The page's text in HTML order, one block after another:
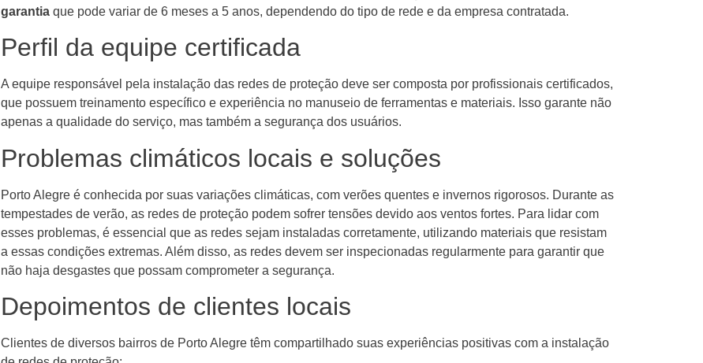
garantia que pode variar de 6 meses a 5 anos, dependendo do tipo de rede e da empresa contratada.
Perfil da equipe certificada
A equipe responsável pela instalação das redes de proteção deve ser composta por profissionais certificados,
que possuem treinamento específico e experiência no manuseio de ferramentas e materiais. Isso garante não
apenas a qualidade do serviço, mas também a segurança dos usuários.
Problemas climáticos locais e soluções
Porto Alegre é conhecida por suas variações climáticas, com verões quentes e invernos rigorosos. Durante as
tempestades de verão, as redes de proteção podem sofrer tensões devido aos ventos fortes. Para lidar com
esses problemas, é essencial que as redes sejam instaladas corretamente, utilizando materiais que resistam
a essas condições extremas. Além disso, as redes devem ser inspecionadas regularmente para garantir que
não haja desgastes que possam comprometer a segurança.
Depoimentos de clientes locais
Clientes de diversos bairros de Porto Alegre têm compartilhado suas experiências positivas com a instalação